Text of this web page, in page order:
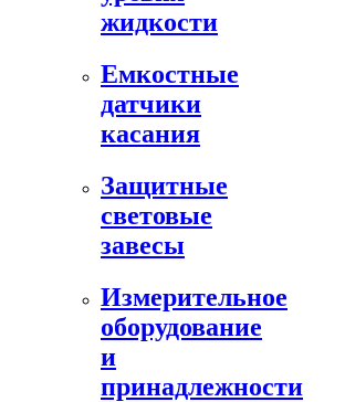
жидкости
Емкостные
датчики
касания
Защитные
световые
завесы
Измерительное
оборудование
и
принадлежности